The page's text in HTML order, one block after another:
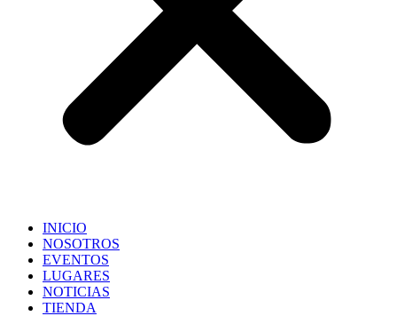
INICIO
NOSOTROS
EVENTOS
LUGARES
NOTICIAS
TIENDA